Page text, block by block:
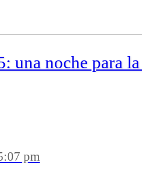
una noche para
pm